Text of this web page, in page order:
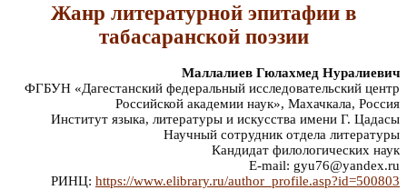
Жанр литературной эпитафии в
табасаранской поэзии
Маллалиев Гюлахмед Нуралиевич
ФГБУН «Дагестанский федеральный исследовательский центр
Российской академии наук», Махачкала, Россия
Институт языка, литературы и искусства имени Г. Цадасы
Научный сотрудник отдела литературы
Кандидат филологических наук
E-mail: gyu76@yandex.ru
РИНЦ: https://www.elibrary.ru/author_profile.asp?id=500803